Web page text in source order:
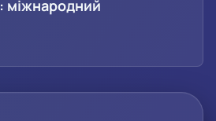
міжнародний